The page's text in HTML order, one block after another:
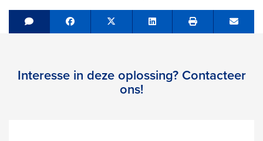
Share on Facebook
Tweet Share on LinkedIn Send
Interesse in deze oplossing? Contacteer
ons!